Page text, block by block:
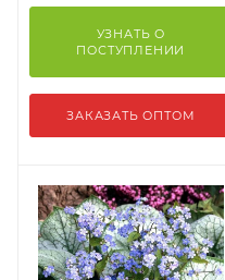
УЗНАТЬ О
ПОСТУПЛЕНИИ
ЗАКАЗАТЬ ОПТОМ